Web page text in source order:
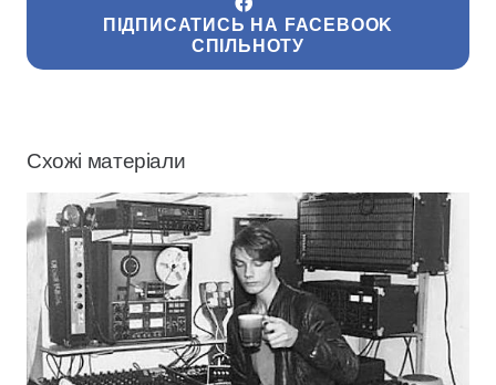
ПІДПИСАТИСЬ НА FACEBOOK
СПІЛЬНОТУ
Схожі матеріали